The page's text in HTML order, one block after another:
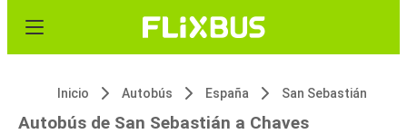
Inicio Autobús España San Sebastián
Autobús de San Sebastián a Chaves